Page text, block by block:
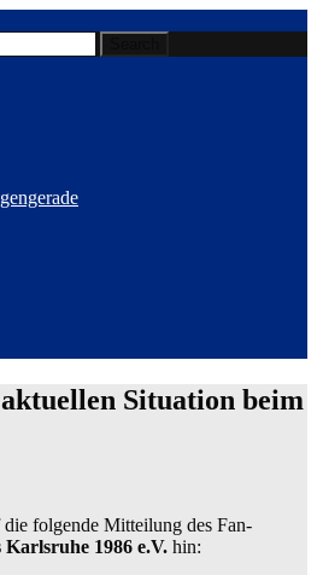
Situation beim
folgende Mitteilung des Fan-
1986 e.V. hin: